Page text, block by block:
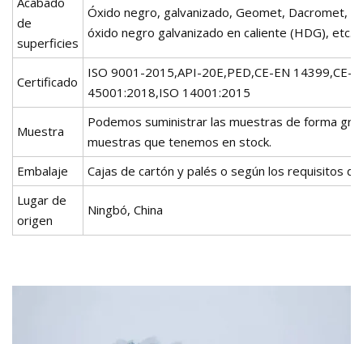
de
superficies
Óxido negro, galvanizado, Geomet, Dacromet,
óxido negro galvanizado en caliente (HDG), etc.
Certificado
ISO 9001-2015,API-20E,PED,CE-EN 14399,CE-
45001:2018,ISO 14001:2015
Muestra
Podemos suministrar las muestras de forma
muestras que tenemos en stock.
Embalaje
Cajas de cartón y palés o según los requisitos
Lugar de
origen
Ningbó, China